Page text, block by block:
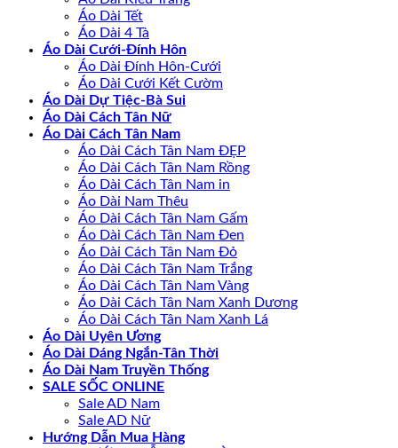
Áo Dài Tết
Áo Dài 4 Tà
Áo Dài Cưới-Đính Hôn
Áo Dài Đính Hôn-Cưới
Áo Dài Cưới Kết Cườm
Áo Dài Dự Tiệc-Bà Sui
Áo Dài Cách Tân Nữ
Áo Dài Cách Tân Nam
Áo Dài Cách Tân Nam ĐẸP
Áo Dài Cách Tân Nam Rồng
Áo Dài Cách Tân Nam in
Áo Dài Nam Thêu
Áo Dài Cách Tân Nam Gấm
Áo Dài Cách Tân Nam Đen
Áo Dài Cách Tân Nam Đỏ
Áo Dài Cách Tân Nam Trắng
Áo Dài Cách Tân Nam Vàng
Áo Dài Cách Tân Nam Xanh Dương
Áo Dài Cách Tân Nam Xanh Lá
Áo Dài Uyên Ương
Áo Dài Dáng Ngắn-Tân Thời
Áo Dài Nam Truyền Thống
SALE SỐC ONLINE
Sale AD Nam
Sale AD Nữ
Hướng Dẫn Mua Hàng